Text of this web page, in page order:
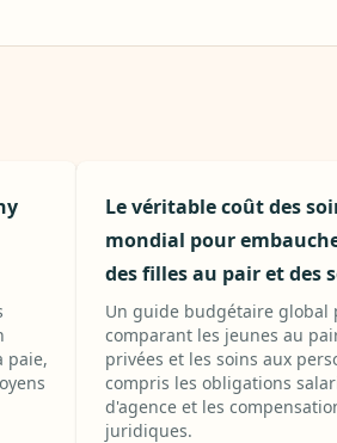
paie,
Le véritable coût des
mondial pour
des filles au pair et des
Un guide budgétaire global
comparant les jeunes au
privées et les soins aux
compris les obligations
d'agence et les
juridiques.